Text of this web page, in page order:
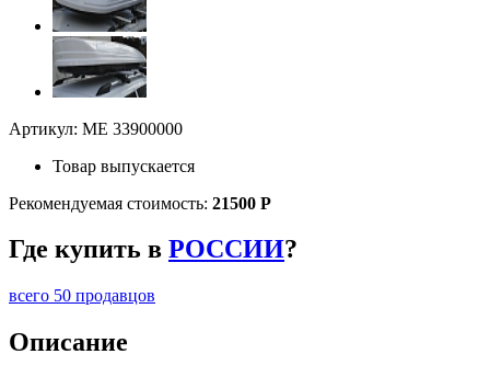
Артикул: ME 33900000
Товар выпускается
Рекомендуемая стоимость: 21500 Р
Где купить в РОССИИ?
всего 50 продавцов
Описание